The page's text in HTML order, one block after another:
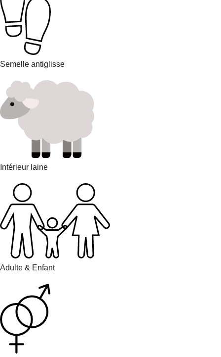
Semelle antiglisse
Intérieur laine
Adulte & Enfant